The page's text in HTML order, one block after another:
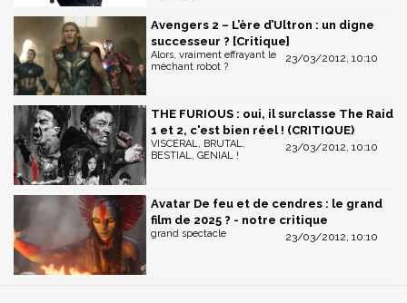
Avengers 2 – L’ère d’Ultron : un digne
successeur ? [Critique]
23/03/2012, 10:10
Alors, vraiment effrayant le
méchant robot ?
THE FURIOUS : oui, il surclasse The Raid
1 et 2, c'est bien réel ! (CRITIQUE)
23/03/2012, 10:10
VISCERAL, BRUTAL,
BESTIAL, GENIAL !
Avatar De feu et de cendres : le grand
film de 2025 ? - notre critique
23/03/2012, 10:10
grand spectacle